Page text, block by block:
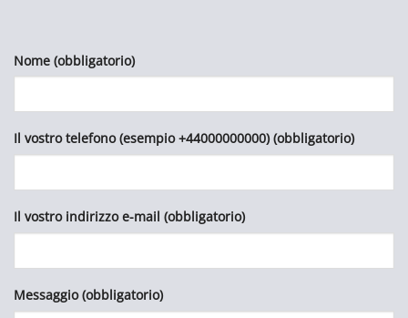
Nome (obbligatorio)
Il vostro telefono (esempio +44000000000) (obbligatorio)
Il vostro indirizzo e-mail (obbligatorio)
Messaggio (obbligatorio)